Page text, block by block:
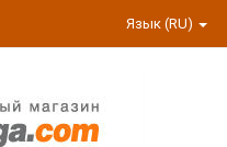
Язык (RU)